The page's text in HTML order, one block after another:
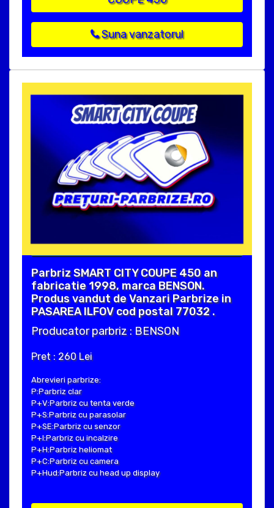
Suna vanzatorul
Parbriz SMART CITY COUPE 450 an
fabricatie 1998, marca BENSON.
Produs vandut de Vanzari Parbrize in
PASAREA ILFOV cod postal 77032 .
Producator parbriz : BENSON
Pret : 260 Lei
Abrevieri parbrize:
P:Parbriz clar
P+V:Parbriz cu tenta verde
P+S:Parbriz cu parasolar
P+SE:Parbriz cu senzor
P+I:Parbriz cu incalzire
P+H:Parbriz heliomat
P+C:Parbriz cu camera
P+Hud:Parbriz cu head up display